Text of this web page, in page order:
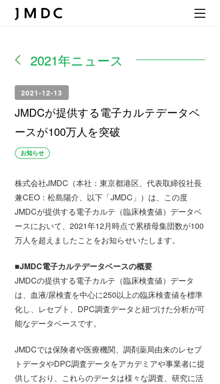
2021年ニュース
2021-12-13
JMDCが提供する電子カルテデータベ
ースが100万人を突破
お知らせ
株式会社JMDC（本社：東京都港区、代表取締役社長
兼CEO：松島陽介、以下「JMDC」）は、この度
JMDCが提供する電子カルテ（臨床検査値）データベ
ースにおいて、2021年12月時点で累積母集団数が100
万人を超えましたことをお知らせいたします。
■JMDC電子カルテデータベースの概要
JMDCの提供する電子カルテ（臨床検査値）データ
は、血液/尿検査を中心に250以上の臨床検査値を標準
化し、レセプト、DPC調査データと紐づけた分析が可
能なデータベースです。
JMDCでは保険者や医療機関、調剤薬局由来のレセプ
トデータやDPC調査データをアカデミアや事業者に提
供しており、これらのデータは様々な調査、研究に活